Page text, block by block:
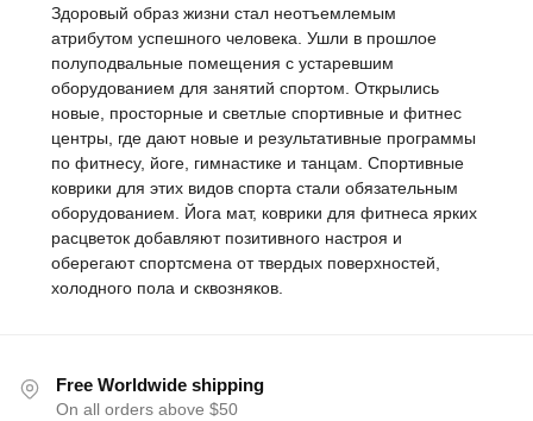
Здоровый образ жизни стал неотъемлемым
атрибутом успешного человека. Ушли в прошлое
полуподвальные помещения с устаревшим
оборудованием для занятий спортом. Открылись
новые, просторные и светлые спортивные и фитнес
центры, где дают новые и результативные программы
по фитнесу, йоге, гимнастике и танцам. Спортивные
коврики для этих видов спорта стали обязательным
оборудованием. Йога мат, коврики для фитнеса ярких
расцветок добавляют позитивного настроя и
оберегают спортсмена от твердых поверхностей,
холодного пола и сквозняков.
Free Worldwide shipping
On all orders above $50